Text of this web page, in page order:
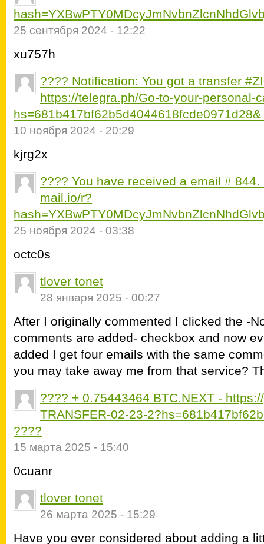
25 сентября 2024 - 12:22
xu757h
???? Notification: You got a transfer
https://telegra.ph/Go-to-your-personal-
10 ноября 2024 - 20:29
kjrg2x
???? You have received a email #
mail.io/r?
25 ноября 2024 - 03:38
octc0s
tlover tonet
28 января 2025 - 00:27
After I originally commented I clicked the -
comments are added- checkbox and now
added I get four emails with the same
you may take away me from that service?
???? + 0.75443464 BTC.NEXT -
TRANSFER-02-23-
????
15 марта 2025 - 15:40
0cuanr
tlover tonet
26 марта 2025 - 15:29
Have you ever considered about adding a